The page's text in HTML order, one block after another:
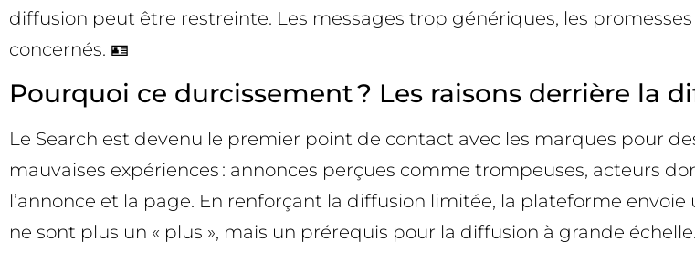
diffusion peut être restreinte. Les messages trop génériques, les
concernés. 🪪
Pourquoi ce durcissement ? Les raisons derrière la
Le Search est devenu le premier point de contact avec les marques pour
mauvaises expériences : annonces perçues comme trompeuses, acteurs
l’annonce et la page. En renforçant la diffusion limitée, la plateforme
ne sont plus un « plus », mais un prérequis pour la diffusion à grande échelle.